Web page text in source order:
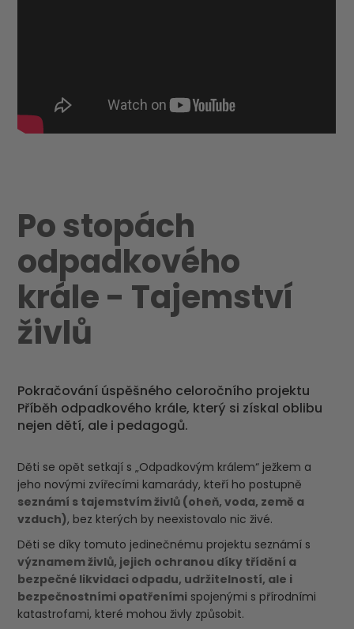
Po stopách
odpadkového
krále - Tajemství
živlů
Pokračování úspěšného celoročního projektu
Příběh odpadkového krále, který si získal oblibu
nejen dětí, ale i pedagogů.
Děti se opět setkají s „Odpadkovým králem“ ježkem a
jeho novými zvířecími kamarády, kteří ho postupně
seznámí s tajemstvím živlů (oheň, voda, země a
vzduch), bez kterých by neexistovalo nic živé.
Děti se díky tomuto jedinečnému projektu seznámí s
významem živlů, jejich ochranou díky třídění a
bezpečné likvidaci odpadu, udržitelností, ale i
bezpečnostními opatřeními spojenými s přírodními
katastrofami, které mohou živly způsobit.